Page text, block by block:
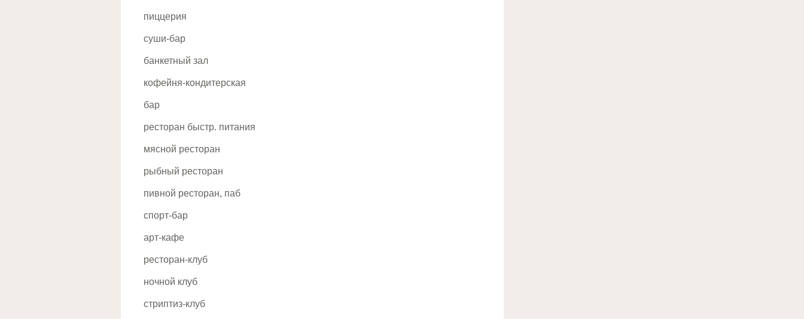
Авиамоторная
Автозаводская
Академическая
Алексеевская
Алтуфьево
Аннино
Аэропорт
пиццерия
суши-бар
банкетный зал
кофейня-кондитерская
бар
ресторан быстр. питания
мясной ресторан
рыбный ресторан
пивной ресторан, паб
спорт-бар
арт-кафе
ресторан-клуб
ночной клуб
стриптиз-клуб